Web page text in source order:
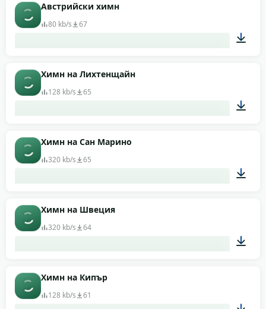
Австрийски химн
80 kb/s 67
Химн на Лихтенщайн
128 kb/s 65
Химн на Сан Марино
320 kb/s 65
Химн на Швеция
320 kb/s 64
Химн на Кипър
128 kb/s 61